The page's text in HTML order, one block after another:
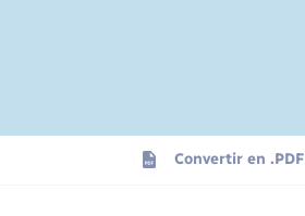
Convertir en .PDF